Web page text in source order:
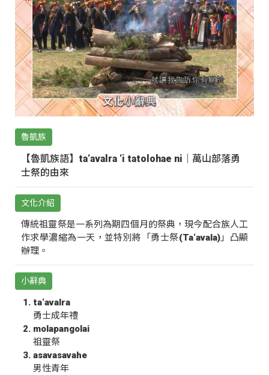
魯凱族
【魯凱族語】ta‘avalra ‘i tatolohae ni｜萬山部落勇
士祭的由來
文化介紹
傳統祖靈祭是一系列為期四個月的祭典，現今配合族人工
作求學濃縮為一天，並特別將「勇士祭(Ta‘avala)」凸顯
辦理。
小辭典
ta‘avalra
勇士成年禮
molapangolai
祖靈祭
asavasavahe
男性青年